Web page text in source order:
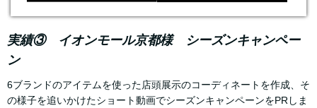
実績③ イオンモール京都様 シーズンキャンペー
ン
6ブランドのアイテムを使った店頭展示のコーディネートを作成、そ
の様子を追いかけたショート動画でシーズンキャンペーンをPRしま